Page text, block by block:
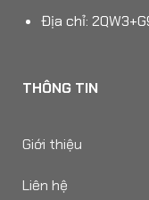
Địa chỉ:
THÔNG TIN
Giới thiệu
Liên hệ